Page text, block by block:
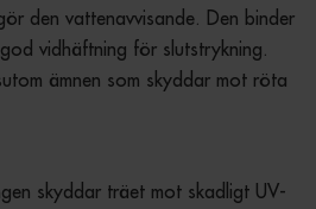
den vattenavvisande. Den binder
vidhäftning för slutstrykning.
ämnen som skyddar mot röta
skyddar träet mot skadligt UV-